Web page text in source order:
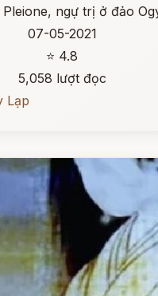
ngự trị ở đảo
07-05-2021
⭐ 4.8
5,058 lượt đọc
Lạp